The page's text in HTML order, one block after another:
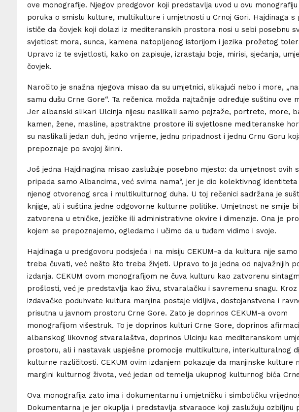
ove monografije. Njegov predgovor koji predstavlja uvod u ovu monografiju
poruka o smislu kulture, multikulture i umjetnosti u Crnoj Gori. Hajdinaga s
ističe da čovjek koji dolazi iz mediteranskih prostora nosi u sebi posebnu
svjetlost mora, sunca, kamena natopljenog istorijom i jezika prožetog
Upravo iz te svjetlosti, kako on zapisuje, izrastaju boje, mirisi, sjećanja,
čovjek.
Naročito je snažna njegova misao da su umjetnici, slikajući nebo i more,
samu dušu Crne Gore“. Ta rečenica možda najtačnije određuje suštinu ove
Jer albanski slikari Ulcinja nijesu naslikali samo pejzaže, portrete, more,
kamen, žene, masline, apstraktne prostore ili svjetlosne mediteranske
su naslikali jedan duh, jedno vrijeme, jednu pripadnost i jednu Crnu Goru
prepoznaje po svojoj širini.
Još jedna Hajdinagina misao zaslužuje posebno mjesto: da umjetnost ovih
pripada samo Albancima, već svima nama“, jer je dio kolektivnog
njenog otvorenog srca i multikulturnog duha. U toj rečenici sadržana je
knjige, ali i suština jedne odgovorne kulturne politike. Umjetnost ne smije
zatvorena u etničke, jezičke ili administrativne okvire i dimenzije. Ona je
kojem se prepoznajemo, ogledamo i učimo da u tuđem vidimo i svoje.
Hajdinaga u predgovoru podsjeća i na misiju CEKUM-a da kultura nije
treba čuvati, već nešto što treba živjeti. Upravo to je jedna od najvažnijih
izdanja. CEKUM ovom monografijom ne čuva kulturu kao zatvorenu
prošlosti, već je predstavlja kao živu, stvaralačku i savremenu snagu. Kroz
izdavačke poduhvate kultura manjina postaje vidljiva, dostojanstvena i
prisutna u javnom prostoru Crne Gore. Zato je doprinos CEKUM-a ovom
monografijom višestruk. To je doprinos kulturi Crne Gore, doprinos
albanskog likovnog stvaralaštva, doprinos Ulcinju kao mediteranskom
prostoru, ali i nastavak uspješne promocije multikulture, interkulturalnog
kulturne različitosti. CEKUM ovim izdanjem pokazuje da manjinske kulture
margini kulturnog života, već jedan od temelja ukupnog kulturnog bića
Ova monografija zato ima i dokumentarnu i umjetničku i simboličku
Dokumentarna je jer okuplja i predstavlja stvaraoce koji zaslužuju ozbiljnu